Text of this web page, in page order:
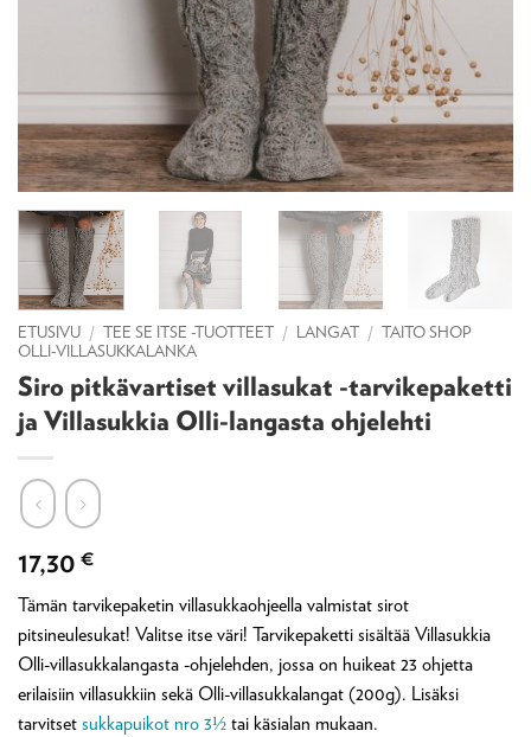
ETUSIVU / TEE SE ITSE -TUOTTEET / LANGAT / TAITO SHOP
OLLI-VILLASUKKALANKA
Siro pitkävartiset villasukat -tarvikepaketti
ja Villasukkia Olli-langasta ohjelehti
17,30 €
Tämän tarvikepaketin villasukkaohjeella valmistat sirot
pitsineulesukat! Valitse itse väri! Tarvikepaketti sisältää Villasukkia
Olli-villasukkalangasta -ohjelehden, jossa on huikeat 23 ohjetta
erilaisiin villasukkiin sekä Olli-villasukkalangat (200g). Lisäksi
tarvitset sukkapuikot nro 3½ tai käsialan mukaan.